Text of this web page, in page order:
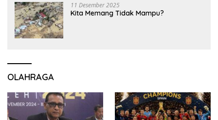
11 Desember 2025
Kita Memang Tidak Mampu?
OLAHRAGA